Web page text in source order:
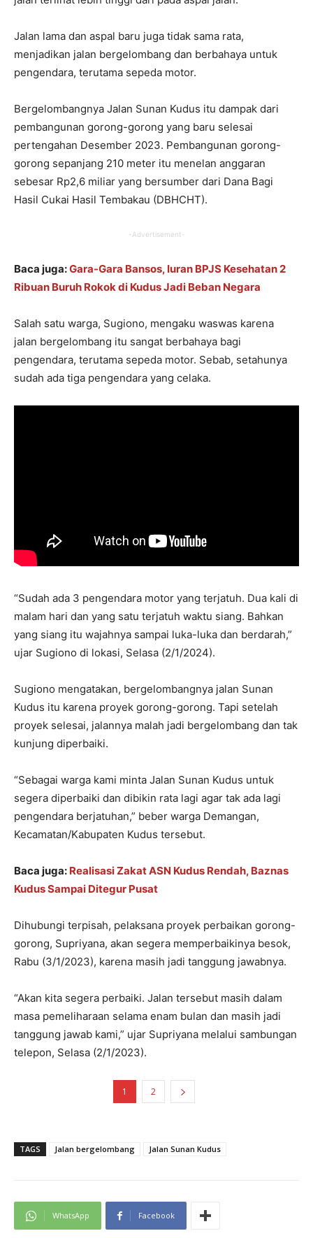
Jalan lama dan aspal baru juga tidak sama rata,
menjadikan jalan bergelombang dan berbahaya untuk
pengendara, terutama sepeda motor.
Bergelombangnya Jalan Sunan Kudus itu dampak dari
pembangunan gorong-gorong yang baru selesai
pertengahan Desember 2023. Pembangunan gorong-
gorong sepanjang 210 meter itu menelan anggaran
sebesar Rp2,6 miliar yang bersumber dari Dana Bagi
Hasil Cukai Hasil Tembakau (DBHCHT).
-Advertisement-
Baca juga:Gara-Gara Bansos, Iuran BPJS Kesehatan 2
Ribuan Buruh Rokok di Kudus Jadi Beban Negara
Salah satu warga, Sugiono, mengaku waswas karena
jalan bergelombang itu sangat berbahaya bagi
pengendara, terutama sepeda motor. Sebab, setahunya
sudah ada tiga pengendara yang celaka.
“Sudah ada 3 pengendara motor yang terjatuh. Dua kali di
malam hari dan yang satu terjatuh waktu siang. Bahkan
yang siang itu wajahnya sampai luka-luka dan berdarah,”
ujar Sugiono di lokasi, Selasa (2/1/2024).
Sugiono mengatakan, bergelombangnya jalan Sunan
Kudus itu karena proyek gorong-gorong. Tapi setelah
proyek selesai, jalannya malah jadi bergelombang dan tak
kunjung diperbaiki.
“Sebagai warga kami minta Jalan Sunan Kudus untuk
segera diperbaiki dan dibikin rata lagi agar tak ada lagi
pengendara berjatuhan,” beber warga Demangan,
Kecamatan/Kabupaten Kudus tersebut.
Baca juga: Realisasi Zakat ASN Kudus Rendah, Baznas
Kudus Sampai Ditegur Pusat
Dihubungi terpisah, pelaksana proyek perbaikan gorong-
gorong, Supriyana, akan segera memperbaikinya besok,
Rabu (3/1/2023), karena masih jadi tanggung jawabnya.
“Akan kita segera perbaiki. Jalan tersebut masih dalam
masa pemeliharaan selama enam bulan dan masih jadi
tanggung jawab kami,” ujar Supriyana melalui sambungan
telepon, Selasa (2/1/2023).
1 2
TAGS Jalan bergelombang Jalan Sunan Kudus
WhatsApp Facebook